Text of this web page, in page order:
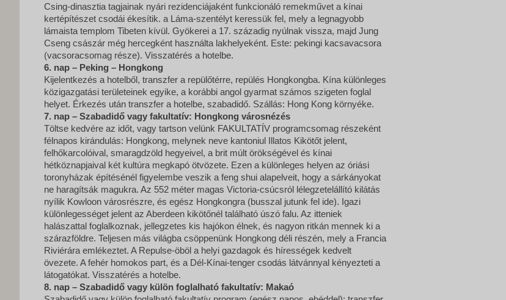
Csing-dinasztia tagjainak nyári rezidenciájaként funkcionáló remekművet a kínai
kertépítészet csodái ékesítik. a Láma-szentélyt keressük fel, mely a legnagyobb
lámaista templom Tibeten kívül. Gyökerei a 17. századig nyúlnak vissza, majd Jung
Cseng császár még hercegként használta lakhelyeként. Este: pekingi kacsavacsora
(vacsoracsomag része). Visszatérés a hotelbe.
6. nap – Peking – Hongkong
Kijelentkezés a hotelből, transzfer a repülőtérre, repülés Hongkongba. Kína különleges
közigazgatási területeinek egyike, a korábbi angol gyarmat számos szigeten foglal
helyet. Érkezés után transzfer a hotelbe, szabadidő. Szállás: Hong Kong környéke.
7. nap – Szabadidő vagy fakultatív: Hongkong városnézés
Töltse kedvére az időt, vagy tartson velünk FAKULTATÍV programcsomag részeként
félnapos kirándulás: Hongkong, melynek neve kantoniul Illatos Kikötőt jelent,
felhőkarcolóival, smaragdzöld hegyeivel, a brit múlt örökségével és kínai
hétköznapjaival két kultúra megkapó ötvözete. Ezen a különleges helyen az óriási
toronyházak építésénél figyelembe veszik a feng shui alapelveit, hogy a sárkányokat
ne haragítsák magukra. Az 552 méter magas Victoria-csúcsról lélegzetelállító kilátás
nyílik Kowloon városrészre, és egész Hongkongra (busszal jutunk fel ide). Igazi
különlegességet jelent az Aberdeen kikötőnél található úszó falu. Az itteniek
halászattal foglalkoznak, jellegzetes kis hajókon élnek, és nagyon ritkán mennek ki a
szárazföldre. Teljesen más világba csöppenünk Hongkong déli részén, mely a Francia
Riviérára emlékeztet. A Repulse-öböl a helyi gazdagok és hírességek kedvelt
övezete. A fehér homokos part, és a Dél-Kínai-tenger csodás látvánnyal kényezteti a
látogatókat. Visszatérés a hotelbe.
8. nap – Szabadidő vagy külön foglalható fakultatív: Makaó